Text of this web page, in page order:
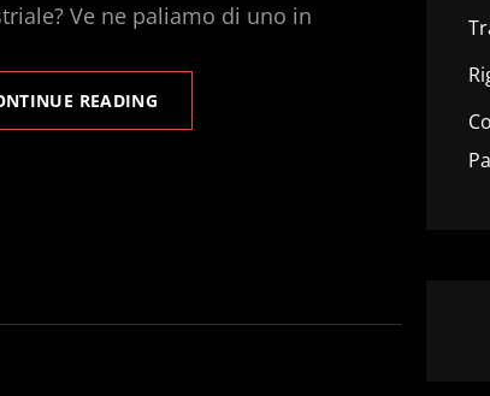
Ve ne paliamo di uno in
READING
CRISIS